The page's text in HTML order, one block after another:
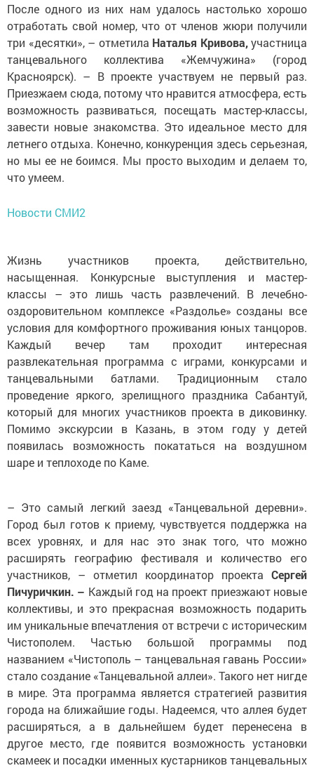
После одного из них нам удалось настолько хорошо
отработать свой номер, что от членов жюри получили
три «десятки», – отметила Наталья Кривова,участница
танцевального коллектива «Жемчужина» (город
Красноярск). – В проекте участвуем не первый раз.
Приезжаем сюда, потому что нравится атмосфера, есть
возможность развиваться, посещать мас­тер-классы,
завести новые знакомства. Это идеальное место для
летнего отдыха. Конечно, конкуренция здесь серьезная,
но мы ее не боимся. Мы просто выходим и делаем то,
что умеем.
Новости СМИ2
Жизнь участников проекта, действительно,
насыщенная. Конкурсные выступления и мастер-
классы – это лишь часть развлечений. В лечебно-
оздоровительном комп­лексе «Раздолье» созданы все
условия для комфортного проживания юных танцоров.
Каждый вечер там проходит интересная
развлекательная программа с играми, конкурсами и
танцевальными батлами. Традиционным стало
проведение яркого, зрелищного праздника Сабантуй,
который для многих участников проекта в диковинку.
Помимо экскурсии в Казань, в этом году у детей
появилась возможность покататься на воздушном
шаре и теплоходе по Каме.
– Это самый легкий заезд «Танцевальной деревни».
Город был готов к приему, чувствуется поддержка на
всех уровнях, и для нас это знак того, что можно
расширять географию фестиваля и количество его
участников, – отметил координатор проек­та Сергей
Пичуричкин. – Каждый год на ­проект приезжают новые
коллективы, и это прекрасная возможность подарить
им уникальные впечатления от встречи с историческим
Чистополем. Частью большой программы под
названием «Чистополь – танцевальная гавань России»
стало создание «Танцевальной аллеи». Такого нет нигде
в мире. Эта программа является стратегией развития
города на ближайшие годы. Надеемся, что аллея будет
расширяться, а в дальнейшем будет перенесена в
другое место, где появится возможность установки
скамеек и посадки именных кустарников танцевальных